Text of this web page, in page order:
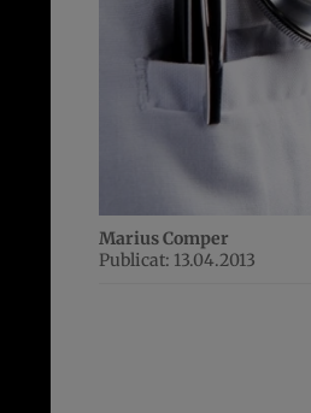
Marius Comper
Publicat: 13.04.2013